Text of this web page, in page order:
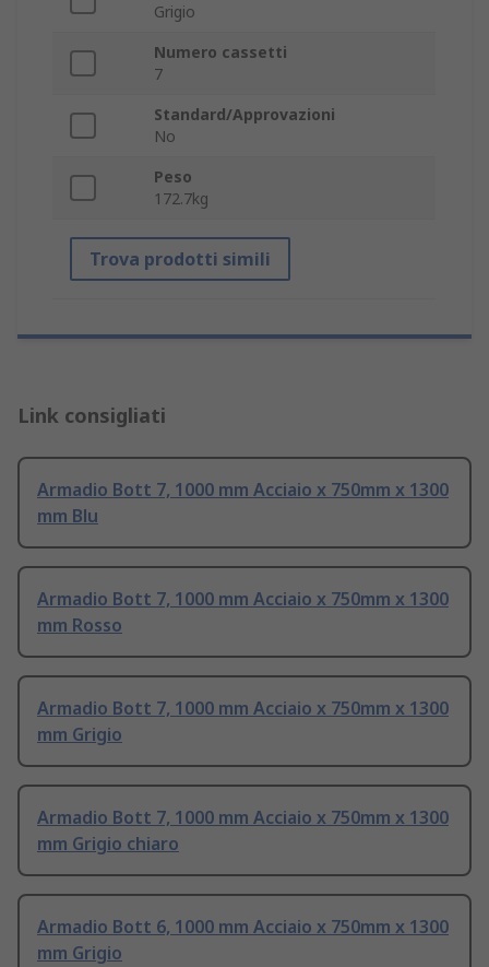
Grigio
Numero cassetti
7
Standard/Approvazioni
No
Peso
172.7kg
Trova prodotti simili
Link consigliati
Armadio Bott 7, 1000 mm Acciaio x 750mm x 1300
mm Blu
Armadio Bott 7, 1000 mm Acciaio x 750mm x 1300
mm Rosso
Armadio Bott 7, 1000 mm Acciaio x 750mm x 1300
mm Grigio
Armadio Bott 7, 1000 mm Acciaio x 750mm x 1300
mm Grigio chiaro
Armadio Bott 6, 1000 mm Acciaio x 750mm x 1300
mm Grigio